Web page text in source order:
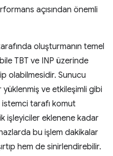
açısından önemli
oluşturmanın temel
TBT ve INP üzerinde
olabilmesidir. Sunucu
ve etkileşimli gibi
tarafı komut
işleyiciler eklenene kadar
bu işlem dakikalar
hem de sinirlendirebilir.